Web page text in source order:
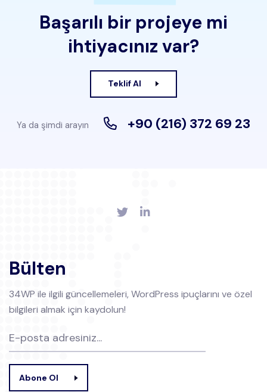
Başarılı bir projeye mi
ihtiyacınız var?
Teklif Al
Ya da şimdi arayın +90 (216) 372 69 23
Bülten
34WP ile ilgili güncellemeleri, WordPress ipuçlarını ve özel
bilgileri almak için kaydolun!
Abone Ol